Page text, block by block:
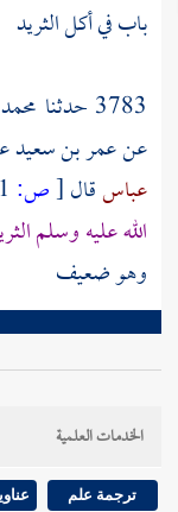
باب في أكل الثريد
3783 حدثنا
عنعمر بن سعيد
عباسقال[ص:
الله عليه وسلم
وهو ضعيف
الخدمات العلمية
ترجمة علم